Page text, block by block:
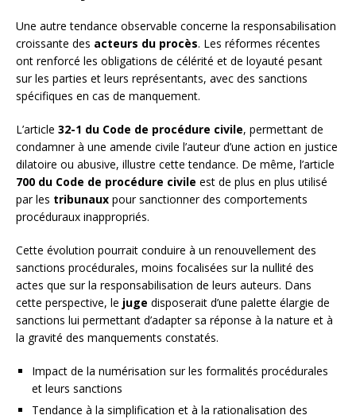
Une autre tendance observable concerne la responsabilisation
croissante des acteurs du procès. Les réformes récentes
ont renforcé les obligations de célérité et de loyauté pesant
sur les parties et leurs représentants, avec des sanctions
spécifiques en cas de manquement.
L’article 32-1 du Code de procédure civile, permettant de
condamner à une amende civile l’auteur d’une action en justice
dilatoire ou abusive, illustre cette tendance. De même, l’article
700 du Code de procédure civile est de plus en plus utilisé
par les tribunaux pour sanctionner des comportements
procéduraux inappropriés.
Cette évolution pourrait conduire à un renouvellement des
sanctions procédurales, moins focalisées sur la nullité des
actes que sur la responsabilisation de leurs auteurs. Dans
cette perspective, le juge disposerait d’une palette élargie de
sanctions lui permettant d’adapter sa réponse à la nature et à
la gravité des manquements constatés.
Impact de la numérisation sur les formalités procédurales
et leurs sanctions
Tendance à la simplification et à la rationalisation des